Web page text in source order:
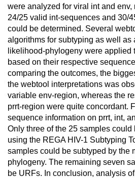
were analyzed for viral int and env,
24/25 valid int-sequences and 30/
could be determined. Several
algorithms for subtyping as well as
likelihood-phylogeny were applied
based on their respective
comparing the outcomes, the
the webtool interpretations was
variable env-region, whereas the
prrt-region were quite concordant.
sequence information on prrt, int,
Only three of the 25 samples
using the REGA HIV-1 Subtyping
samples could be subtyped by the
phylogeny. The remaining seven
be URFs. In conclusion, analysis